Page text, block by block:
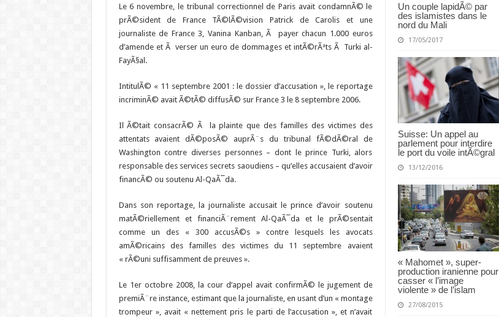
Un couple lapidÃ© par
des islamistes dans le
nord du Mali
17/05/2017
Suisse: Un appel au
parlement pour interdire
le port du voile intÃ©gral
13/12/2016
« Mahomet », super-
production iranienne pour
casser « l’image
violente » de l’islam
27/08/2015
Le 6 novembre, le tribunal correctionnel de Paris avait condamnÃ© le
prÃ©sident de France TÃ©lÃ©vision Patrick de Carolis et une
journaliste de France 3, Vanina Kanban, Ã payer chacun 1.000 euros
d’amende et Ã verser un euro de dommages et intÃ©rÃªts Ã Turki al-
FayÃ§al.
IntitulÃ© « 11 septembre 2001 : le dossier d’accusation », le reportage
incriminÃ© avait Ã©tÃ© diffusÃ© sur France 3 le 8 septembre 2006.
Il Ã©tait consacrÃ© Ã la plainte que des familles des victimes des
attentats avaient dÃ©posÃ© auprÃ¨s du tribunal fÃ©dÃ©ral de
Washington contre diverses personnes – dont le prince Turki, alors
responsable des services secrets saoudiens – qu’elles accusaient d’avoir
financÃ© ou soutenu Al-QaÃ¯da.
Dans son reportage, la journaliste accusait le prince d’avoir soutenu
matÃ©riellement et financiÃ¨rement Al-QaÃ¯da et le prÃ©sentait
comme un des « 300 accusÃ©s » contre lesquels les avocats
amÃ©ricains des familles des victimes du 11 septembre avaient
« rÃ©uni suffisamment de preuves ».
Le 1er octobre 2008, la cour d’appel avait confirmÃ© le jugement de
premiÃ¨re instance, estimant que la journaliste, en usant d’un « montage
trompeur », avait « nettement pris le parti de l’accusation », et n’avait